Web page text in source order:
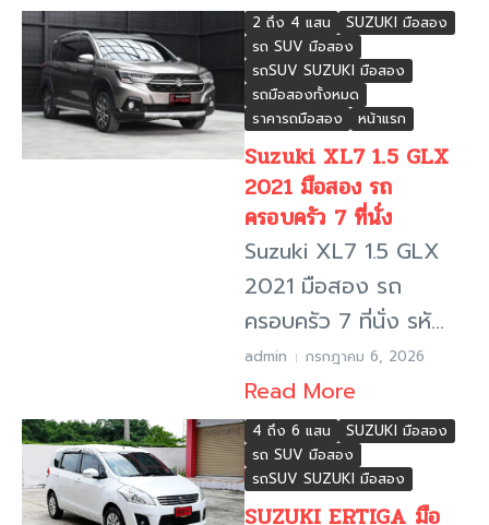
2 ถึง 4 แสน
SUZUKI มือสอง
รถ SUV มือสอง
รถSUV SUZUKI มือสอง
รถมือสองทั้งหมด
ราคารถมือสอง
หน้าแรก
Suzuki XL7 1.5 GLX
2021 มือสอง รถ
ครอบครัว 7 ที่นั่ง
Suzuki XL7 1.5 GLX
2021 มือสอง รถ
ครอบครัว 7 ที่นั่ง รหั...
admin กรกฎาคม 6, 2026
Read More
4 ถึง 6 แสน
SUZUKI มือสอง
รถ SUV มือสอง
รถSUV SUZUKI มือสอง
SUZUKI ERTIGA มือ